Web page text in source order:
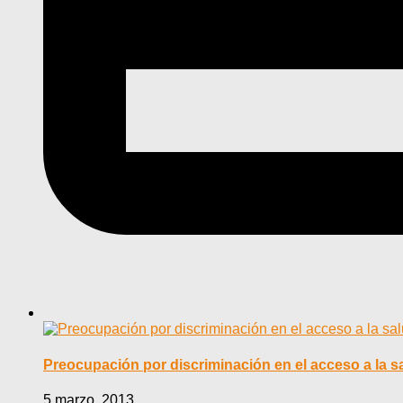
Preocupación por discriminación en el acceso a la
5 marzo, 2013